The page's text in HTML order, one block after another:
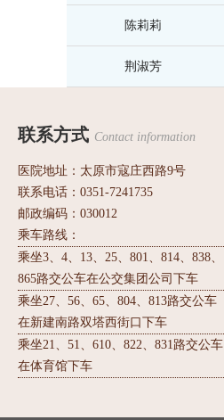
陈莉莉
荆淑芳
联系方式 Contact information
医院地址：太原市寇庄西路9号
联系电话：0351-7241735
邮政编码：030012
乘车路线：
乘坐3、4、13、25、801、814、838、
865路交公车在公交集团公司下车
乘坐27、56、65、804、813路交公车
在新建南路双塔西街口下车
乘坐21、51、610、822、831路交公车
在体育馆下车